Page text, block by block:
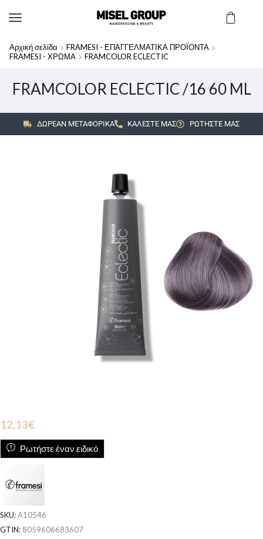
Αρχική σελίδα
FRAMESI - ΕΠΑΓΓΕΛΜΑΤΙΚΑ ΠΡΟΪΟΝΤΑ
FRAMESI - ΧΡΩΜΑ
FRAMCOLOR ECLECTIC
FRAMCOLOR ECLECTIC /16 60 ML
ΔΩΡΕΑΝ ΜΕΤΑΦΟΡΙΚΑ ΚΑΛΕΣΤΕ ΜΑΣ ΡΩΤΗΣΤΕ ΜΑΣ
12,13€
Ρωτήστε έναν ειδικό
SKU:A10546
GTIN: 8059606683607